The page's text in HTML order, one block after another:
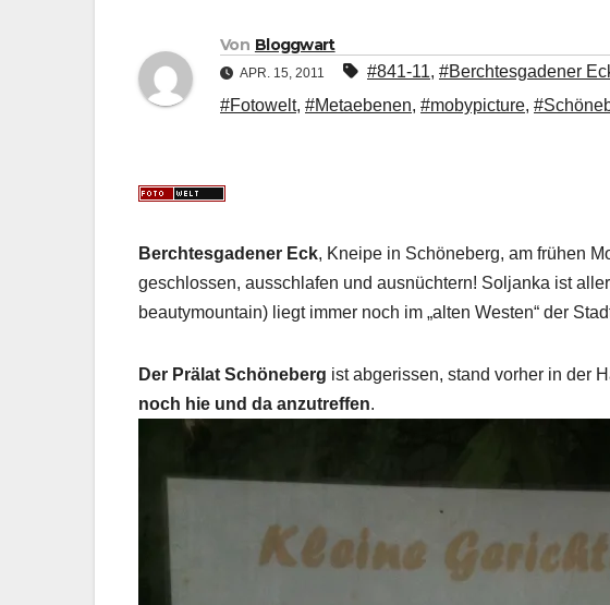
Von Bloggwart
APR. 15, 2011 #841-11, #Berchtesgadener
#Fotowelt, #Metaebenen, #mobypicture,
Berchtesgadener Eck, Kneipe in Schöneberg, am frühen
geschlossen, ausschlafen und ausnüchtern! Soljanka ist
beautymountain) liegt immer noch im „alten Westen“ der
Der Prälat Schöneberg ist abgerissen, stand vorher in der
noch hie und da anzutreffen.